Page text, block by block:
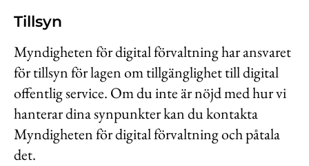
Tillsyn
Myndigheten för digital förvaltning har ansvaret
för tillsyn för lagen om tillgänglighet till digital
offentlig service. Om du inte är nöjd med hur vi
hanterar dina synpunkter kan du kontakta
Myndigheten för digital förvaltning och påtala
det.